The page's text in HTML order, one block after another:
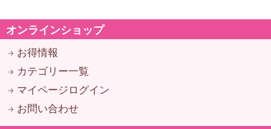
オンラインショップ
お得情報
カテゴリー一覧
マイページログイン
お問い合わせ